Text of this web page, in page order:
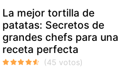
La mejor tortilla de
patatas: Secretos de
grandes chefs para una
receta perfecta